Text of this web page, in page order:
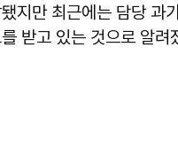
지만 최근에는 담당 과
받고 있는 것으로 알려